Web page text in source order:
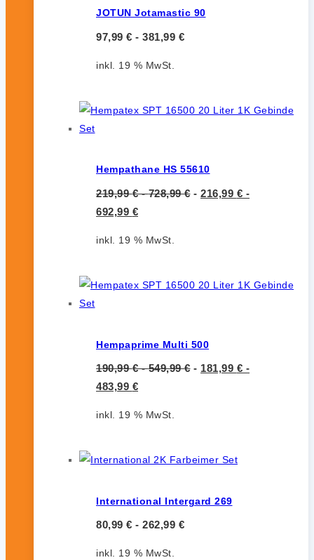
JOTUN Jotamastic 90
97,99 € - 381,99 €
inkl. 19 % MwSt.
Hempathane HS 55610
219,99€-728,99€- 216,99 € -
692,99 €
inkl. 19 % MwSt.
Hempaprime Multi 500
190,99€-549,99€- 181,99 € -
483,99 €
inkl. 19 % MwSt.
International Intergard 269
80,99 € - 262,99 €
inkl. 19 % MwSt.